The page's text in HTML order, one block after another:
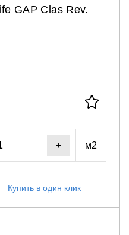
GAP Clas Rev.
+ м2
Купить в один клик